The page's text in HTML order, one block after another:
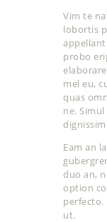
Vim te
lobortis
probo
mel eu,
quas
ne.
Eam an
duo an,
option
perfecto.
ut.